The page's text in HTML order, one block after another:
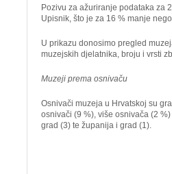
Pozivu za ažuriranje podataka za
Upisnik, što je za 16 % manje
U prikazu donosimo pregled
muzejskih djelatnika, broju i vrsti
Muzeji prema osnivaču
Osnivači muzeja u Hrvatskoj su
osnivači (9 %), više osnivača (2
grad (3) te županija i grad (1).